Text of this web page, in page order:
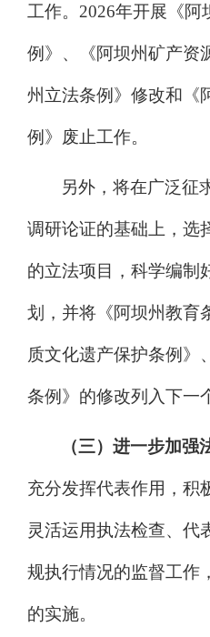
工作。 2026年开展《阿
例》、《阿坝州矿产资
州立法条例》修改和《
例》废止工作。
另外，将在广泛征
调研论证的基础上，选
的立法项目，科学编制
划，并将《阿坝州教育
质文化遗产保护条例》
条例》的修改列入下一
（三）进一步加强
充分发挥代表作用，积
灵活运用执法检查、代
规执行情况的监督工作，
的实施。